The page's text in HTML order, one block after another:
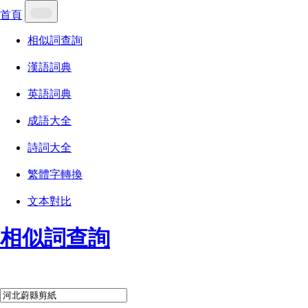
首頁
相似詞查詢
漢語詞典
英語詞典
成語大全
詩詞大全
繁體字轉換
文本對比
相似詞查詢